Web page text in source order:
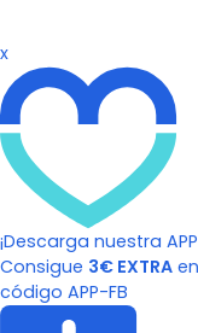
x
¡Descarga nuestra
Consigue 3€ EXTRA
código APP-FB